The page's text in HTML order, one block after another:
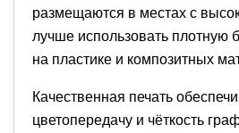
размещаются в местах с
лучше использовать плотную
на пластике и композитных
Качественная печать
цветопередачу и чёткость